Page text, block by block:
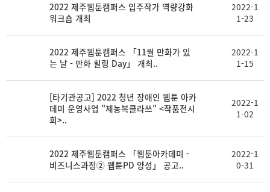
2022 제주웹툰캠퍼스 입주작가 역량강화
워크숍 개최
2022-1
1-23
2022 제주웹툰캠퍼스 「11월 만화가 있
는 날 - 만화 힐링 Day」 개최..
2022-1
1-15
[타기관공고] 2022 청년 장애인 웹툰 아카
데미 운영사업 "제농복클라쓰" <작품전시
회>..
2022-1
1-02
2022 제주웹툰캠퍼스 「웹툰아카데미 -
비즈니스과정② 웹툰PD 양성」 공고..
2022-1
0-31